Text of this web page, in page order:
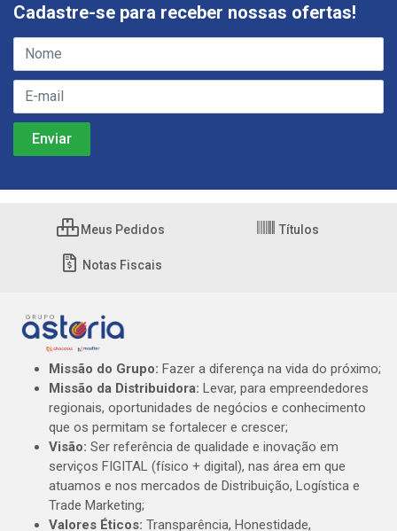
Cadastre-se para receber nossas ofertas!
Meus Pedidos Títulos
Notas Fiscais
Missão do Grupo: Fazer a diferença na vida do próximo;
Missão da Distribuidora: Levar, para empreendedores
regionais, oportunidades de negócios e conhecimento
que os permitam se fortalecer e crescer;
Visão: Ser referência de qualidade e inovação em
serviços FIGITAL (físico + digital), nas área em que
atuamos e nos mercados de Distribuição, Logística e
Trade Marketing;
Valores Éticos: Transparência, Honestidade,